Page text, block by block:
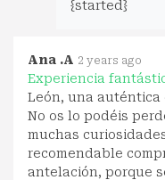
{started}
Ana .A 2 years ago
Experiencia
León, una auténtica
No os lo podéis
muchas
recomendable
antelación, porque